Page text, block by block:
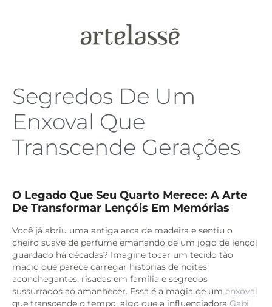
Segredos De Um
Enxoval Que
Transcende Gerações
O Legado Que Seu Quarto Merece: A Arte
De Transformar Lençóis Em Memórias
Você já abriu uma antiga arca de madeira e sentiu o
cheiro suave de perfume emanando de um jogo de lençol
guardado há décadas? Imagine tocar um tecido tão
macio que parece carregar histórias de noites
aconchegantes, risadas em família e segredos
sussurrados ao amanhecer. Essa é a magia de um enxoval
que transcende o tempo, algo que a influenciadora Gabi